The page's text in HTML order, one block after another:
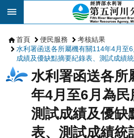
跳到主要內容區塊
首頁 便民服務
考核結果
水利署函送各所屬機有關114年4月至
成績及優缺點摘要紀錄表、測試成績
水利署函送各所
年4月至6月為
測試成績及優缺
表、測試成績統